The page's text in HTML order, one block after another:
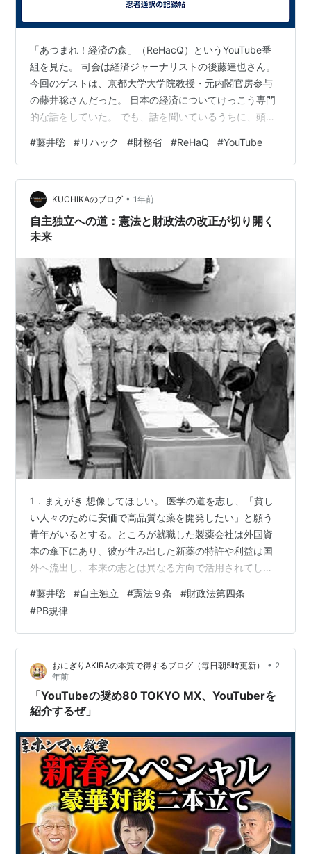
「あつまれ！経済の森」（ReHacQ）というYouTube番
組を見た。 司会は経済ジャーナリストの後藤達也さん。
今回のゲストは、京都大学大学院教授・元内閣官房参与
の藤井聡さんだった。 日本の経済についてけっこう専門
的な話をしていた。 でも、話を聞いているうちに、頭の
ん」の話だった。 日本はこの30年、景気があまり良くな
い。成長していない。デフレだった。国の経済を表す
GDP（国内総生産）も、ほとんど増えていないらしい。
どうしてだろう？と思っていたときに、藤井さんの話を
聞いた。 日本には「プライマリーバランス（PB）」とい
う言葉があって、これは…
#藤井聡 #リハック #財務省 #ReHaQ #YouTube
KUCHIKAのブログ • 1年前
自主独立への道：憲法と財政法の改正が切り開く
未来
1．まえがき 想像してほしい。 医学の道を志し、「貧し
い人々のために安価で高品質な薬を開発したい」と願う
青年がいるとする。ところが就職した製薬会社は外国資
本の傘下にあり、彼が生み出した新薬の特許や利益は国
外へ流出し、本来の志とは異なる方向で活用されてしま
挑んだ人が、海外から流入する低価格の輸入品との競争
にさらされ、経営の継続が困難になる。 また、国内の観
光地やリゾート施設が外国資本によって取得され、日本
人が自由に利用しづらくなる事例も報じられている。 こ
れらは決して空想ではない。すでに現実の一端として現
れている現象であり、今後さらに進行する可…
#藤井聡 #自主独立 #憲法９条 #財政法第四条
#PB規律
おにぎりAKIRAの本質で得するブログ（毎日朝5時更新） • 2
年前
「YouTubeの奨め80 TOKYO MX、YouTuberを
紹介するぜ」